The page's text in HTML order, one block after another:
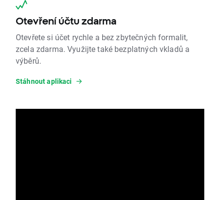
Otevření účtu zdarma
Otevřete si účet rychle a bez zbytečných formalit,
zcela zdarma. Využijte také bezplatných vkladů a
výběrů.
Stáhnout aplikaci